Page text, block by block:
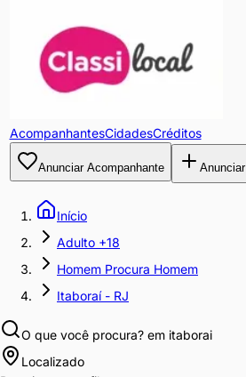
AcompanhantesCidadesCréditos
Anunciar Acompanhante Anunciar
Início
Adulto +18
Homem Procura Homem
Itaboraí - RJ
O que você procura? em itaborai
Localizado